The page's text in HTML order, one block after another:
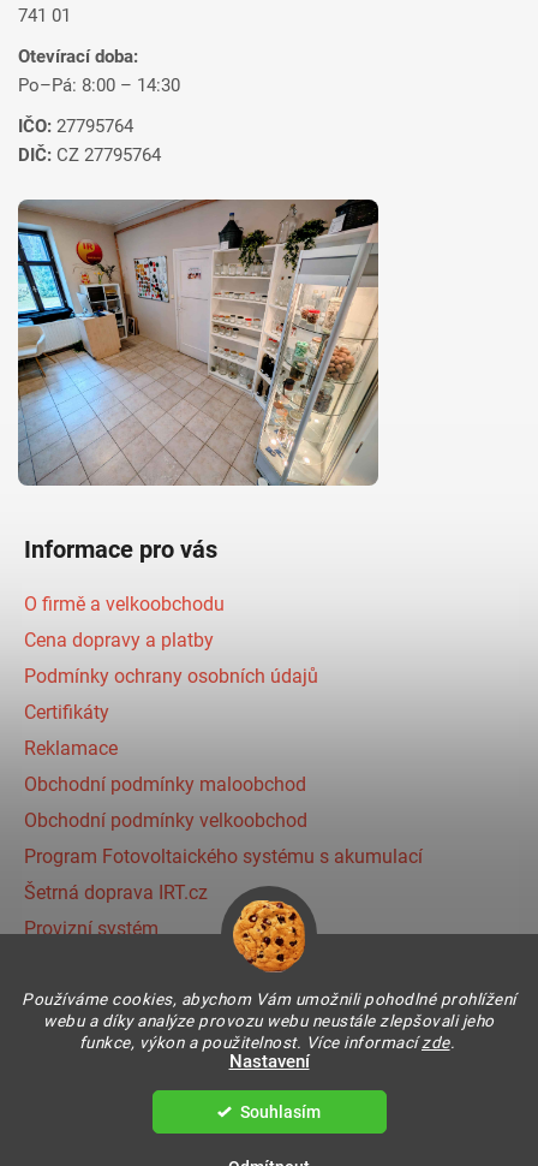
Používáme cookies, abychom Vám umožnili pohodlné prohlížení
webu a díky analýze provozu webu neustále zlepšovali jeho
funkce, výkon a použitelnost. Více informacízde.
Nastavení
Souhlasím
741 01
Otevírací doba:
Po–Pá: 8:00 – 14:30
IČO: 27795764
DIČ: CZ 27795764
Informace pro vás
O firmě a velkoobchodu
Cena dopravy a platby
Podmínky ochrany osobních údajů
Certifikáty
Reklamace
Obchodní podmínky maloobchod
Obchodní podmínky velkoobchod
Program Fotovoltaického systému s akumulací
Šetrná doprava IRT.cz
Provizní systém
Instagram